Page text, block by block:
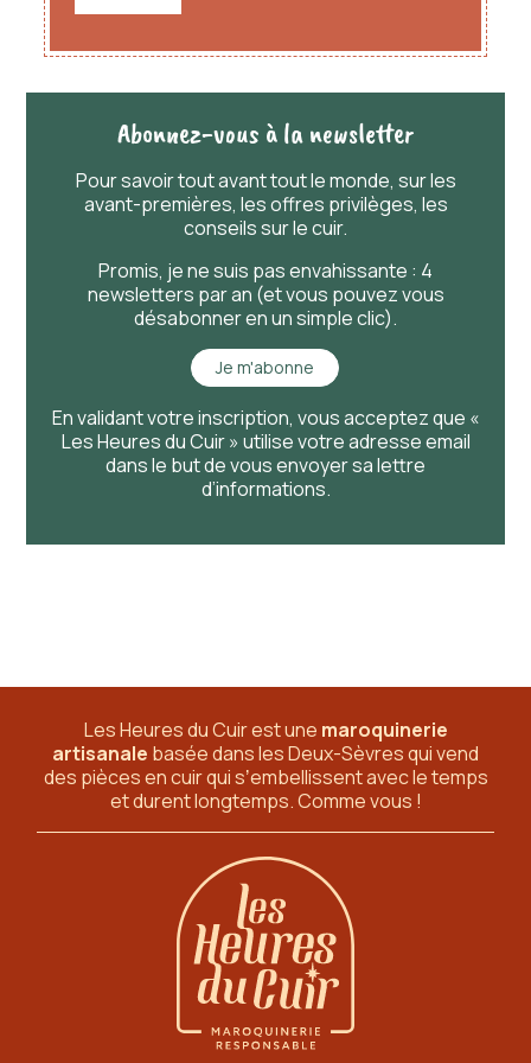
recevez-la chez vous, prête à vous accompagner
partout.
À noter qu'il peut exister une légère différence de
couleurs entre les photos et le rendu réel.
Abonnez-vous à la newsletter
Pour savoirtoutavanttoutle monde, sur les
avant-premières, les offres privilèges, les
conseils sur le cuir.
Promis, je ne suis pas envahissante : 4
newsletters par an (et vous pouvez vous
désabonner en un simple clic).
Je m'abonne
En validant votre inscription, vous acceptez que «
Les Heures du Cuir » utilise votre adresse email
dans le but de vous envoyer sa lettre
d’informations.
Les Heures du Cuir est une maroquinerie
artisanale basée dans les Deux-Sèvresqui vend
des pièces en cuir qui sʼembellissent avec le temps
et durent longtemps. Comme vous !